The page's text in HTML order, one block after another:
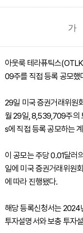
가
아웃룩 테라퓨틱스
09주를 직접 등록 공모했
29일 미국 증권거래위원
월 29일, 8,539,709주의
s에 직접 등록 공모하는
이 공모는 주당 0.01달러
일에 미국 증권거래위원
에 따라 진행됐다.
해당 등록신청서는 2024
투자설명서와 보충 투자